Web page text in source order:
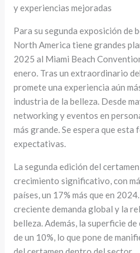
y experiencias mejoradas
Para su segunda exposición de
North America tiene grandes
2025 al Miami Beach
enero. Tras un extraordinario
promete una experiencia aún
industria de la belleza. Desde
networking y eventos en
más grande. Se espera que esta
expectativas.
La segunda edición del
crecimiento significativo, con
países, un 17% más que en
creciente demanda global y la
belleza. Además, la superficie
de un 10%, lo que pone de